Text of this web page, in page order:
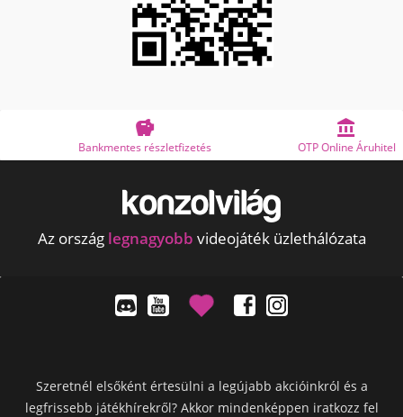
Bankmentes részletfizetés OTP Online Áruhitel
Az ország legnagyobb videojáték üzlethálózata
Szeretnél elsőként értesülni a legújabb akcióinkról és a
legfrissebb játékhírekről? Akkor mindenképpen iratkozz fel